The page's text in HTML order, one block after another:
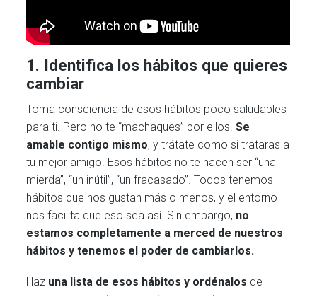
1. Identifica los hábitos que quieres
cambiar
Toma consciencia de esos hábitos poco saludables
para ti. Pero no te “machaques” por ellos.Se
amable contigo mismo, y trátate como si trataras a
tu mejor amigo. Esos hábitos no te hacen ser “una
mierda”, “un inútil”, “un fracasado”. Todos tenemos
hábitos que nos gustan más o menos, y el entorno
nos facilita que eso sea así. Sin embargo, no
estamos completamente a merced de nuestros
hábitos y tenemos el poder de cambiarlos.
Haz una lista de esos hábitos y ordénalos de